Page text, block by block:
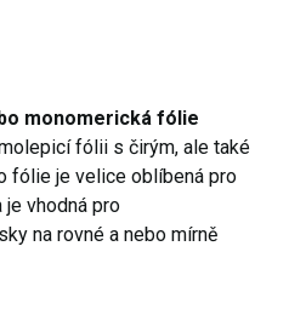
monomerická fólie
fólii s čirým, ale také
fólie je velice oblíbená pro
vhodná pro
na rovné a nebo mírně